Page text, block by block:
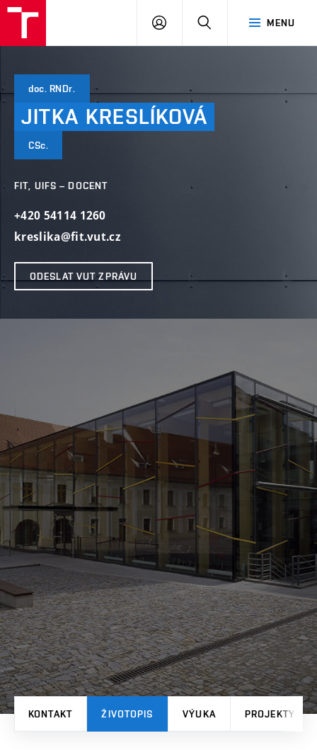
MENU
PŘIHLÁSIT
doc. RNDr.
JITKA KRESLÍKOVÁ
CSc.
FIT, UIFS – DOCENT
+420 54114 1260
kreslika@fit.vut.cz
ODESLAT VUT ZPRÁVU
KONTAKT ŽIVOTOPIS VÝUKA PROJEKTY